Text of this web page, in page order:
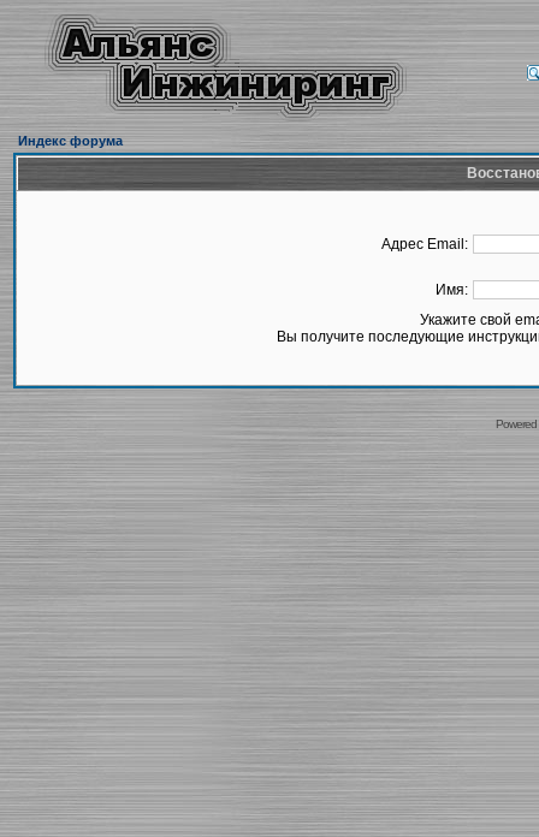
Индекс форума
Адрес Email:
Имя:
Укажите свой
Вы получите последующие